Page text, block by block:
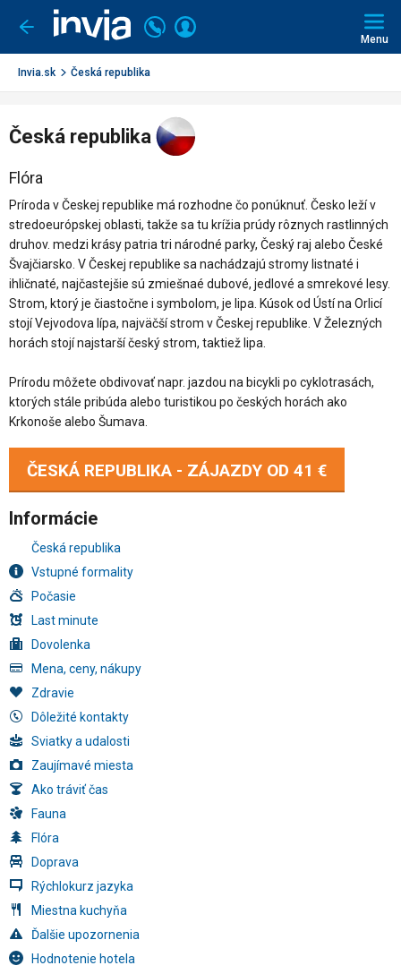
Ísť
späť
Volajte
+421
2
Prihlásiť
Menu
Invia.sk Česká republika
Česká republika
Flóra
Príroda v Českej republike má rozhodne čo ponúknuť. Česko leží v
stredoeurópskej oblasti, takže sa tu krížia prúdy rôznych rastlinných
druhov. medzi krásy patria tri národné parky, Český raj alebo České
Švajčiarsko. V Českej republike sa nachádzajú stromy listnaté i
ihličnaté, najčastejšie sú zmiešnaé dubové, jedlové a smrekové lesy.
Strom, ktorý je čiastočne i symbolom, je lipa. Kúsok od Ústí na Orlicí
stojí Vejvodova lípa, najväčší strom v Českej republike. V Železných
horách stojí najstarší český strom, taktiež lipa.
Prírodu môžete obdivovať napr. jazdou na bicykli po cyklotrasách,
ktorých stále pribúda alebo turistikou po českých horách ako
Krkonoše alebo Šumava.
ČESKÁ REPUBLIKA - ZÁJAZDY OD 41 €
Informácie
Česká republika
Vstupné formality
Počasie
Last minute
Dovolenka
Mena, ceny, nákupy
Zdravie
Dôležité kontakty
Sviatky a udalosti
Zaujímavé miesta
Ako tráviť čas
Fauna
Flóra
Doprava
Rýchlokurz jazyka
Miestna kuchyňa
Ďalšie upozornenia
Hodnotenie hotela